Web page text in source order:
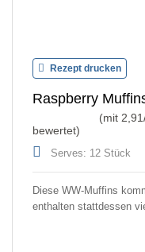
Rezept drucken
Raspberry
(mit 2,91
bewertet)
Serves: 12 Stück
Diese WW-Muffins
enthalten stattdessen